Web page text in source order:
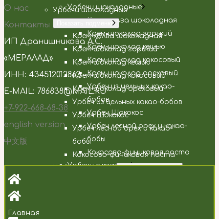
Урбечи шоколадные
Крем-халва шоколадная
Крем-шоколад горький
Крем-шоколад кешью
Крем-шоколад кокосовый
Крем-шоколад ореховый
Урбеч из цельных какао-
бобов
Урбеч Шококос
Урбеч лесной орех и какао-
бобы
Кокосово-финиковая паста
Урбечи с кокосом
Урбечи шоколадные
Крем-халва шоколадная
Крем-шоколад горький
Крем-шоколад кешью
Крем-шоколад кокосовый
Крем-шоколад ореховый
Урбеч из цельных какао-бобов
Урбеч Шококос
Урбеч лесной орех и какао-
бобы
Кокосово-финиковая паста
Урбечи с кокосом Показать подменю
О нас
Контакты
ИП Дранишникова А.С.
«МЕРАЛАД»
ИНН: 434512012863
E-MAIL: 786838@MAIL.RU
+7-922-668-68-38
english version
中文版
Главная